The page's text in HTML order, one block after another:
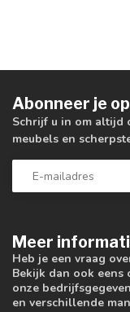
Meer
Heb je een vraag
Bekijk dan ook eens
onze
en verschillende
Abonneer je
Schrijf u in om altijd
meubels en